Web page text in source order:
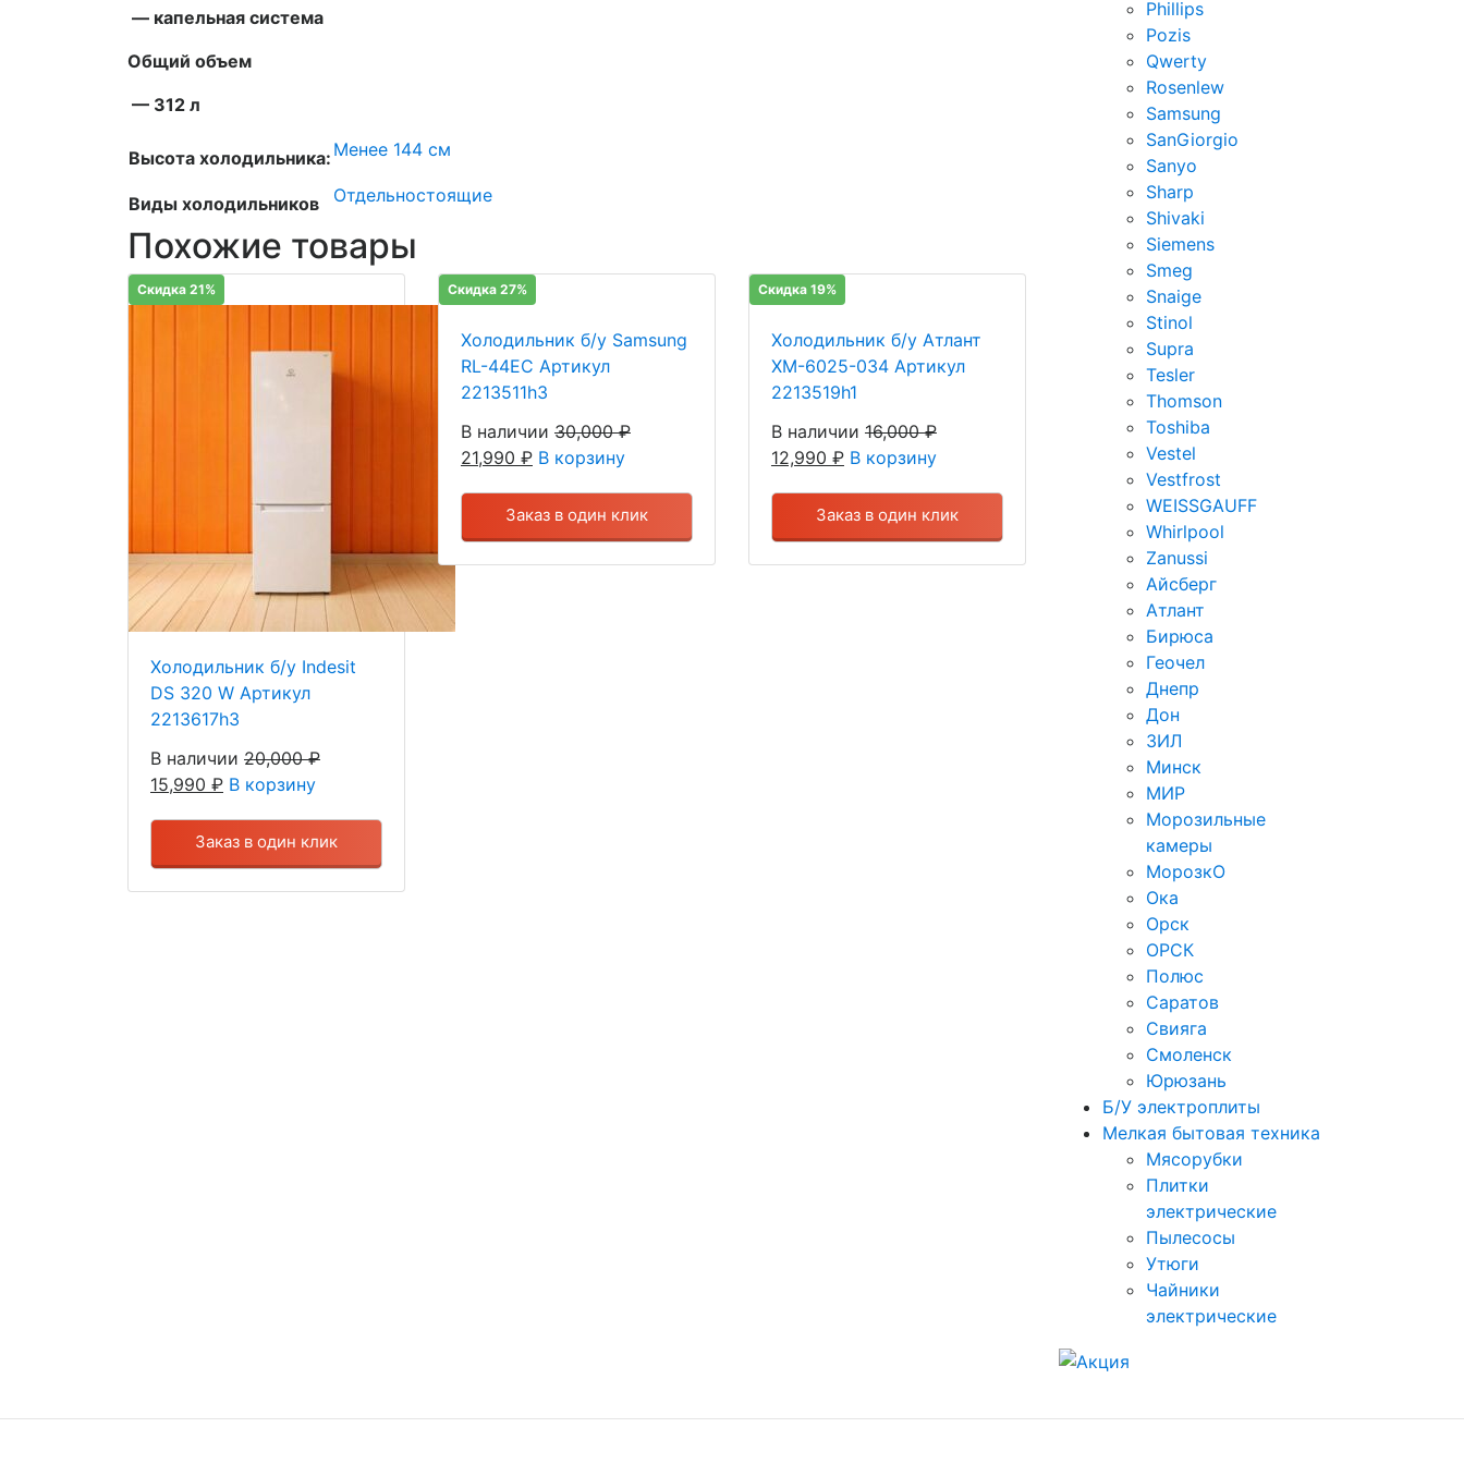
— капельная система
Общий объем
— 312 л
Высота холодильника: Менее 144 см
Виды холодильников Отдельностоящие
Похожие товары
Скидка 21%
Холодильник б/у Indesit
DS 320 W Артикул
2213617h3
В наличии 20,000₽
15,990 ₽ В корзину
Заказ в один клик
Скидка 27%
Холодильник б/у Samsung
RL-44EC Артикул
2213511h3
В наличии 30,000₽
21,990 ₽ В корзину
Заказ в один клик
Скидка 19%
Холодильник б/у Атлант
ХМ-6025-034 Артикул
2213519h1
В наличии 16,000₽
12,990 ₽ В корзину
Заказ в один клик
Phillips
Pozis
Qwerty
Rosenlew
Samsung
SanGiorgio
Sanyo
Sharp
Shivaki
Siemens
Smeg
Snaige
Stinol
Supra
Tesler
Thomson
Toshiba
Vestel
Vestfrost
WEISSGAUFF
Whirlpool
Zanussi
Айсберг
Атлант
Бирюса
Геочел
Днепр
Дон
ЗИЛ
Минск
МИР
Морозильные
камеры
МорозкО
Ока
Орск
ОРСК
Полюс
Саратов
Свияга
Смоленск
Юрюзань
Б/У электроплиты
Мелкая бытовая техника
Мясорубки
Плитки
электрические
Пылесосы
Утюги
Чайники
электрические